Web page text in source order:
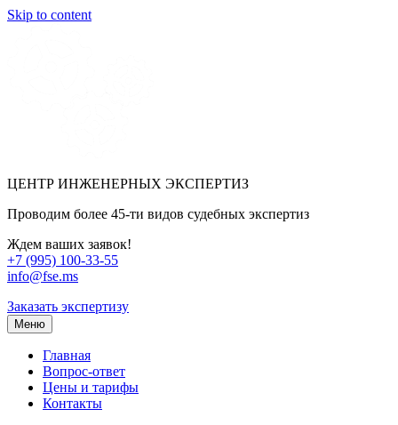
Skip to content
ЦЕНТР ИНЖЕНЕРНЫХ ЭКСПЕРТИЗ
Проводим более 45-ти видов судебных экспертиз
Ждем ваших заявок!
+7 (995) 100-33-55
info@fse.ms
Заказать экспертизу
Меню
Главная
Вопрос-ответ
Цены и тарифы
Контакты